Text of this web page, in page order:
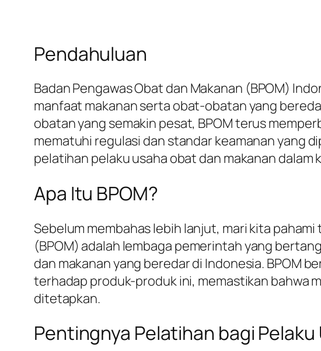
Pendahuluan
Badan Pengawas Obat dan Makanan (BPOM)
manfaat makanan serta obat-obatan yang
obatan yang semakin pesat, BPOM terus
mematuhi regulasi dan standar keamanan yang
pelatihan pelaku usaha obat dan makanan
Apa Itu BPOM?
Sebelum membahas lebih lanjut, mari kita
(BPOM) adalah lembaga pemerintah yang
dan makanan yang beredar di Indonesia. BPOM
terhadap produk-produk ini, memastikan bahwa
ditetapkan.
Pentingnya Pelatihan bagi Pelaku